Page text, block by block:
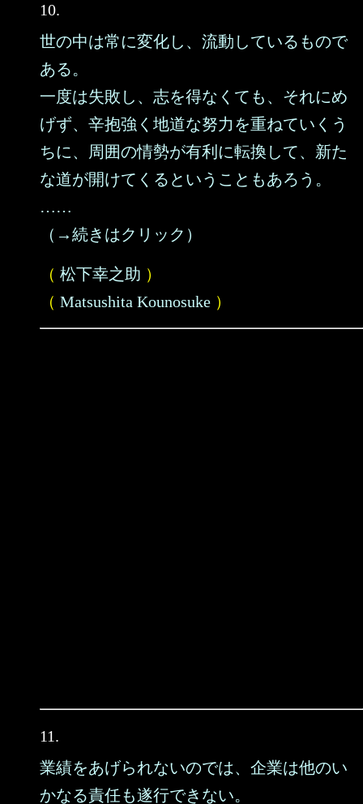
10.
世の中は常に変化し、流動しているもので
ある。
一度は失敗し、志を得なくても、それにめ
げず、辛抱強く地道な努力を重ねていくう
ちに、周囲の情勢が有利に転換して、新た
な道が開けてくるということもあろう。
……
（→続きはクリック）
（ 松下幸之助 ）
（ Matsushita Kounosuke ）
11.
業績をあげられないのでは、企業は他のい
かなる責任も遂行できない。